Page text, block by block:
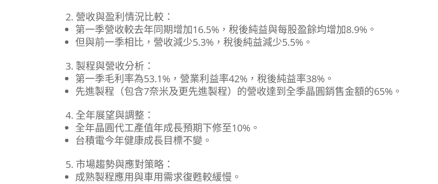
營收與盈利情況比較：
第一季營收較去年同期增加16.5%，稅後純益與每股盈餘均增加8.9%。
但與前一季相比，營收減少5.3%，稅後純益減少5.5%。
製程與營收分析：
第一季毛利率為53.1%，營業利益率42%，稅後純益率38%。
先進製程（包含7奈米及更先進製程）的營收達到全季晶圓銷售金額的65%。
全年展望與調整：
全年晶圓代工產值年成長預期下修至10%。
台積電今年健康成長目標不變。
市場趨勢與應對策略：
成熟製程應用與車用需求復甦較緩慢。